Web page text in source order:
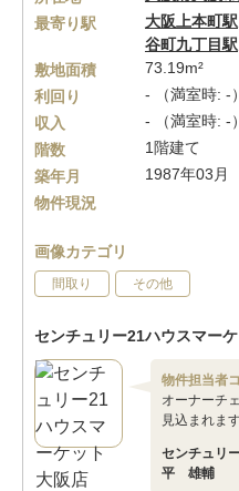
最寄り駅
大阪上本町駅
谷町九丁目駅
敷地面積
73.19m²
利回り
- （満室時: -）
収入
- （満室時: -）
階数
1階建て
築年月
1987年03月
物件現況
画像カテゴリ
間取り その他
センチュリー21ハウスマー
物件担当者
オーナーチ
見込まれます
センチュリ
平 雄輔